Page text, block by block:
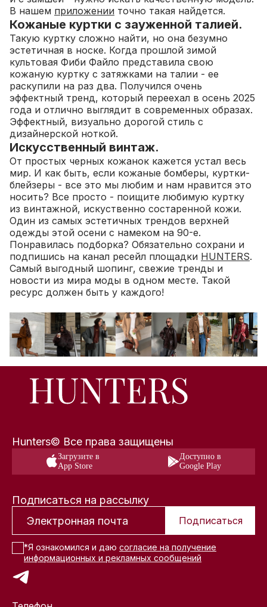
В нашем приложении точно такая найдется.
Кожаные куртки с зауженной талией.
Такую куртку сложно найти, но она безумно
эстетичная в носке. Когда прошлой зимой
культовая Фиби Файло представила свою
кожаную куртку с затяжками на талии - ее
раскупили на раз два. Получился очень
эффектный тренд, который переехал в осень 2025
года и отлично выглядит в современных образах.
Эффектный, визуально дорогой стиль с
дизайнерской ноткой.
Искусственный винтаж.
От простых черных кожанок кажется устал весь
мир. И как быть, если кожаные бомберы, куртки-
блейзеры - все это мы любим и нам нравится это
носить? Все просто - поищите любимую куртку
из винтажной, искуственно состаренной кожи.
Один из самых эстетичных трендов верхней
одежды этой осени с намеком на 90-е.
Понравилась подборка? Обязательно сохрани и
подпишись на канал ресейл площадки HUNTERS.
Самый выгодный шопинг, свежие тренды и
новости из мира моды в одном месте. Такой
ресурс должен быть у каждого!
Hunters© Все права защищены
Загрузите в
App Store
Доступно в
Google Play
Подписаться на рассылку
Подписаться
*Я ознакомился и даю согласие на получение
информационных и рекламных сообщений